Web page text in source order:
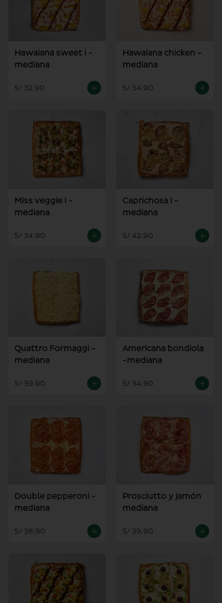
Hawaiana sweet i -
mediana
S/ 32.90
Hawaiana chicken -
mediana
S/ 34.90
Miss veggie i -
mediana
S/ 34.90
Caprichosa i -
mediana
S/ 42.90
Quattro Formaggi -
mediana
S/ 39.90
Americana bondiola
-mediana
S/ 34.90
Double pepperoni -
mediana
S/ 38.90
Prosciutto y jamón
mediana
S/ 39.90